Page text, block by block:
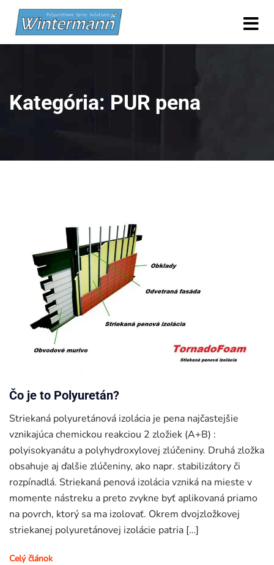
Kategória: PUR pena
Čo je to Polyuretán?
Striekaná polyuretánová izolácia je pena najčastejšie
vznikajúca chemickou reakciou 2 zložiek (A+B) :
polyisokyanátu a polyhydroxylovej zlúčeniny. Druhá zložka
obsahuje aj ďalšie zlúčeniny, ako napr. stabilizátory či
rozpínadlá. Striekaná penová izolácia vzniká na mieste v
momente nástreku a preto zvykne byť aplikovaná priamo
na povrch, ktorý sa ma izolovať. Okrem dvojzložkovej
striekanej polyuretánovej izolácie patria […]
Celý článok